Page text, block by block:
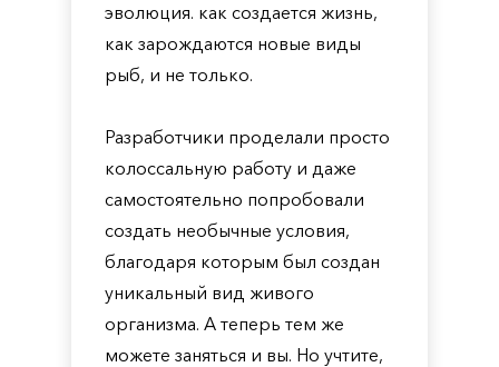
эволюция. как создается жизнь,
как зарождаются новые виды
рыб, и не только.
Разработчики проделали просто
колоссальную работу и даже
самостоятельно попробовали
создать необычные условия,
благодаря которым был создан
уникальный вид живого
организма. А теперь тем же
можете заняться и вы. Но учтите,